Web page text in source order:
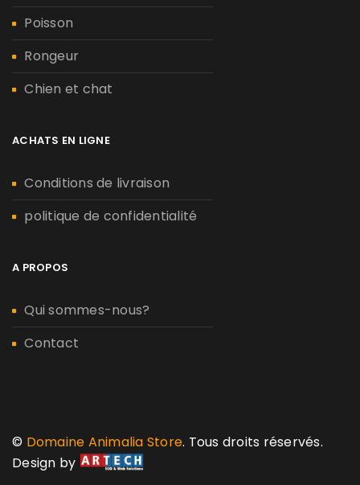
Poisson
Rongeur
Chien et chat
ACHATS EN LIGNE
Conditions de livraison
politique de confidentialité
A PROPOS
Qui sommes-nous?
Contact
© Domaine Animalia Store. Tous droits réservés.
Design by